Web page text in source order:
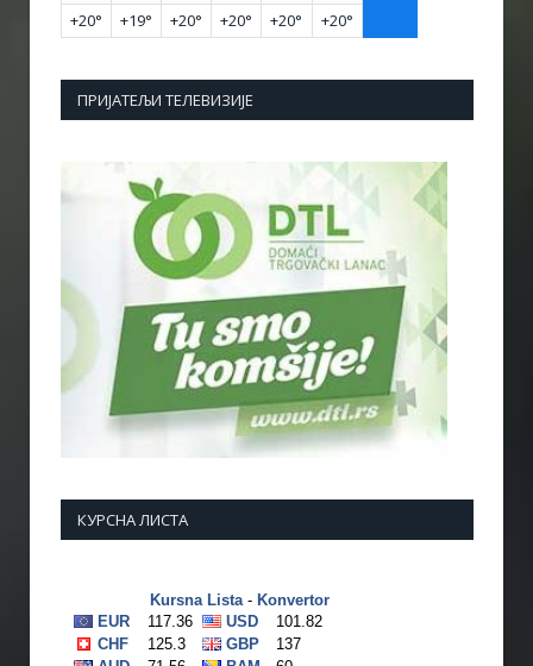
+20° +19° +20° +20° +20° +20°
ПРИЈАТЕЉИ ТЕЛЕВИЗИЈЕ
КУРСНА ЛИСТА